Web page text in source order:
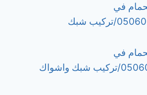
في
الشارقة/0506025079/تركيب شبك
في
عجمان/0506025079/تركيب شبك واشواك